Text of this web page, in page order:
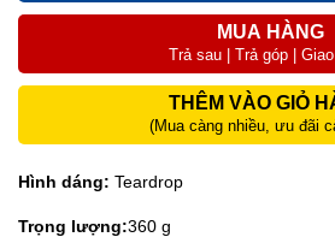
MUA HÀNG
Trả sau | Trả góp |
THÊM VÀO GIỎ
(Mua càng nhiều, ưu đãi
Hình dáng: Teardrop
Trọng lượng:360 g